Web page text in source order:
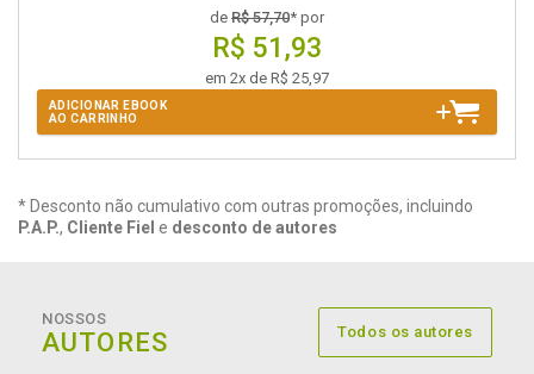
de R$ 57,70* por
R$ 51,93
em 2x de R$ 25,97
ADICIONAR EBOOK
AO CARRINHO
* Desconto não cumulativo com outras promoções, incluindo
P.A.P., Cliente Fiel e desconto de autores
NOSSOS
AUTORES Todos os autores